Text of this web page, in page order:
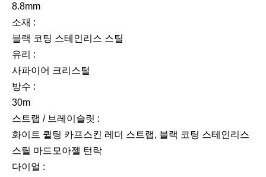
8.8mm
소재 :
블랙 코팅 스테인리스 스틸
유리 :
사파이어 크리스털
방수 :
30m
스트랩 / 브레이슬릿 :
화이트 퀼팅 카프스킨 레더 스트랩, 블랙 코팅 스테인리스
스틸 마드모아젤 턴락
다이얼 :